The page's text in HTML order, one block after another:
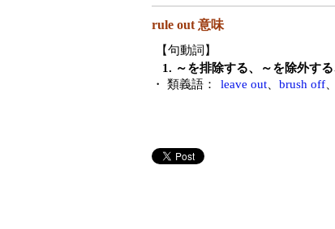
rule out 意味
【句動詞】
1. ～を排除する、～を除外す
・ 類義語：
leave out brush off